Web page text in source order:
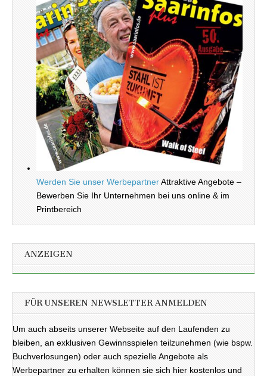
Werden Sie unser WerbepartnerAttraktive Angebote –
Bewerben Sie Ihr Unternehmen bei uns online & im
Printbereich
ANZEIGEN
FÜR UNSEREN NEWSLETTER ANMELDEN
Um auch abseits unserer Webseite auf den Laufenden zu
bleiben, an exklusiven Gewinnsspielen teilzunehmen (wie bspw.
Buchverlosungen) oder auch spezielle Angebote als
Werbepartner zu erhalten können sie sich hier kostenlos und